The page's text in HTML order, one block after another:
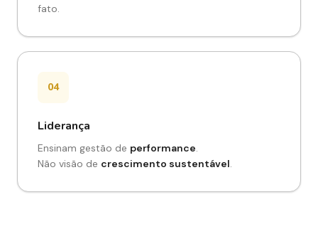
fato.
04
Liderança
Ensinam gestão de performance.
Não visão de crescimento sustentável.